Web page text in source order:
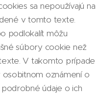
sa nepoužívajú na
v tomto texte.
podlokalít môžu
súbory cookie než
V takomto prípade
oznámení o
údaje o ich